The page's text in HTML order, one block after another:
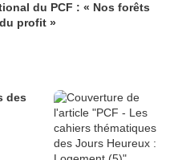
du PCF : « Nos forêts
profit »
des